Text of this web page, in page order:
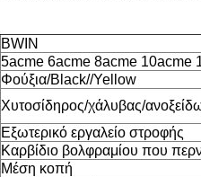
BWIN
5acme 6acme 8acme 10acme
Φούξια/Black//Yellow
Χυτοσίδηρος/χάλυβας/
Εξωτερικό εργαλείο στροφής
Καρβίδιο βολφραμίου που
Μέση κοπή